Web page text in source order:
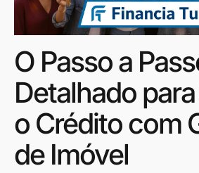
O Passo a
Detalhado
o Crédito com
de Imóvel